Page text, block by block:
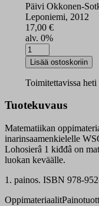
Päivi Okkonen-
Leponiemi, 2012
17,00 €
alv. 0%
Lohosierâ
1
kevät
määrä
Lisää ostoskoriin
Toimitettavissa
Tuotekuvaus
Matematiikan
inarinsaamenkielelle
Lohosierâ 1 kiđđâ on
luokan keväälle.
1. painos. ISBN 978-
Oppimateriaalit